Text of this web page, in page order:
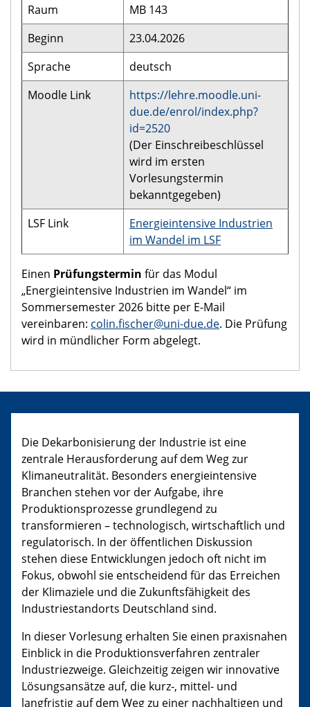
Raum
MB 143
Beginn
23.04.2026
Sprache
deutsch
Moodle Link
https://lehre.moodle.uni-
due.de/enrol/index.php?
id=2520
(Der Einschreibeschlüssel
wird im ersten
Vorlesungstermin
bekanntgegeben)
LSF Link
Energieintensive Industrien
im Wandel im LSF
Einen Prüfungstermin für das Modul
„Energieintensive Industrien im Wandel“ im
Sommersemester 2026 bitte per E-Mail
vereinbaren: colin.fischer@uni-due.de. Die Prüfung
wird in mündlicher Form abgelegt.
Die Dekarbonisierung der Industrie ist eine
zentrale Herausforderung auf dem Weg zur
Klimaneutralität. Besonders energieintensive
Branchen stehen vor der Aufgabe, ihre
Produktionsprozesse grundlegend zu
transformieren – technologisch, wirtschaftlich und
regulatorisch. In der öffentlichen Diskussion
stehen diese Entwicklungen jedoch oft nicht im
Fokus, obwohl sie entscheidend für das Erreichen
der Klimaziele und die Zukunftsfähigkeit des
Industriestandorts Deutschland sind.
In dieser Vorlesung erhalten Sie einen praxisnahen
Einblick in die Produktionsverfahren zentraler
Industriezweige. Gleichzeitig zeigen wir innovative
Lösungsansätze auf, die kurz-, mittel- und
langfristig auf dem Weg zu einer nachhaltigen und